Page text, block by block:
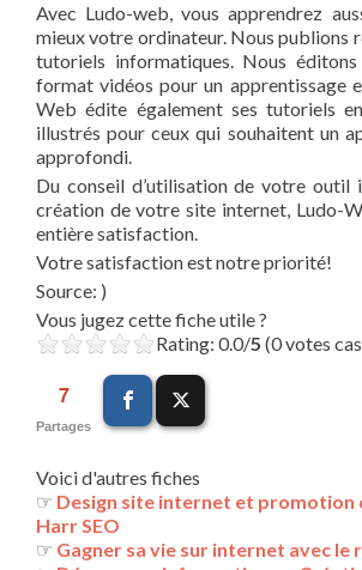
Avec Ludo-web, vous apprendrez
mieux votre ordinateur. Nous publions
tutoriels informatiques. Nous
format vidéos pour un apprentissage
Web édite également ses tutoriels
illustrés pour ceux qui souhaitent un
approfondi.
Du conseil d’utilisation de votre outil
création de votre site internet, Ludo-
entière satisfaction.
Votre satisfaction est notre priorité!
Source: )
Vous jugez cette fiche utile ?
Rating: 0.0/5 (0 votes
7
Partages
Voici d'autres fiches
☞ Design site internet et promotion
Harr SEO
☞ Gagner sa vie sur internet avec le